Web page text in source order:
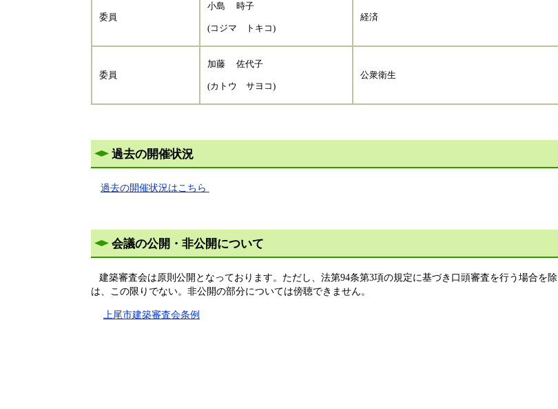
委員
小島 時子
(コジマ トキコ)
経済
委員
加藤 佐代子
(カトウ サヨコ)
公衆衛生
過去の開催状況
過去の開催状況はこちら
会議の公開・非公開について
建築審査会は原則公開となっております。ただし、法第94条第3項の規定に基づき口頭審査を行う場合を
は、
この限りでない。非公開の部分については傍聴できません。
上尾市建築審査会条例